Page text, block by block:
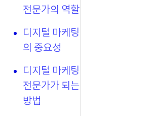
전문가의 역할
디지털 마케팅
의 중요성
디지털 마케팅
전문가가 되는
방법